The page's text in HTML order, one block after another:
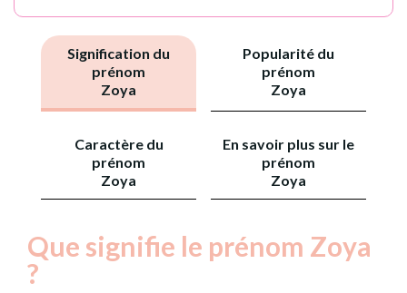
Signification du
prénom
Zoya
Popularité du
prénom
Zoya
Caractère du
prénom
Zoya
En savoir plus sur le
prénom
Zoya
Que signifie le prénom Zoya
?